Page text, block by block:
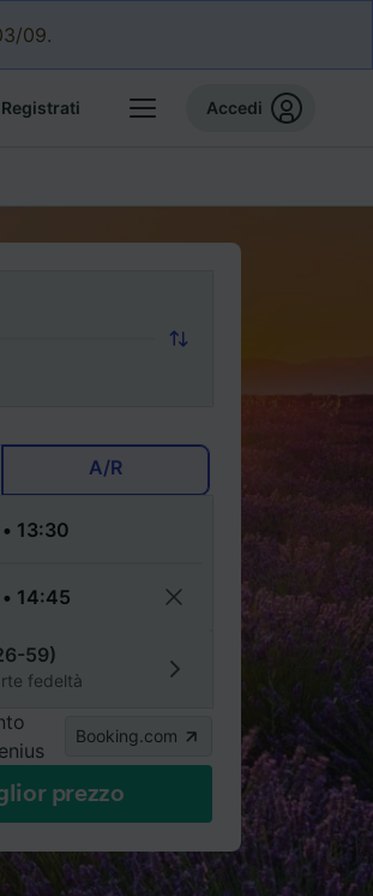
09.
Registrati Accedi
A/R
59)
fedeltà
Booking.com
prezzo